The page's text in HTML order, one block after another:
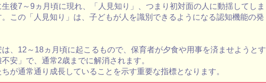
後7～9ヵ月頃に現れ、「人見知り」、つまり初対面の人に動揺してしま
この「人見知り」は、子どもが人を識別できるようになる認知機能の発
、12～18ヵ月頃に起こるもので、保育者が夕食や用事を済ませようとす
安」で、通常2歳までに解消されます。
が通常通り成長していることを示す重要な指標となります。